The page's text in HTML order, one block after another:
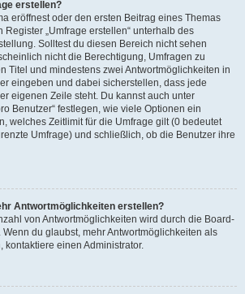
erstellen?
eröffnest oder den ersten Beitrag eines Themas
Register „Umfrage erstellen“ unterhalb des
Solltest du diesen Bereich nicht sehen
nicht die Berechtigung, Umfragen zu
Titel und mindestens zwei Antwortmöglichkeiten in
eingeben und dabei sicherstellen, dass jede
eigenen Zeile steht. Du kannst auch unter
Benutzer“ festlegen, wie viele Optionen ein
welches Zeitlimit für die Umfrage gilt (0 bedeutet
Umfrage) und schließlich, ob die Benutzer ihre
Antwortmöglichkeiten erstellen?
von Antwortmöglichkeiten wird durch die Board-
du glaubst, mehr Antwortmöglichkeiten als
kontaktiere einen Administrator.